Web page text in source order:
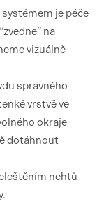
je péče
na
vizuálně
správného
vrstvě ve
okraje
dotáhnout
nehtů